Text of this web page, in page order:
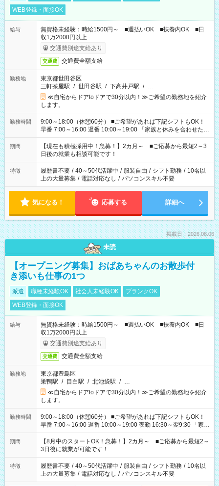
WEB登録・面接OK
給与
無資格未経験：時給1500円～ ■週払いOK ■扶養内OK ■日
収1万2000円以上
交通費別途支給あり
交通費 交通費全額支給
勤務地
東京都世田谷区
三軒茶屋駅 / 世田谷駅 / 下高井戸駅 / …
≪自宅からドアtoドアで30分以内！≫ご希望の勤務地を紹介
します。
勤務時間
9:00～18:00（休憩60分） ■ご希望があれば下記シフトもOK！
早番 7:00～16:00 遅番 10:00～19:00 「家族と休みを合わせた
い」 「余裕を持って夕飯の準備がしたい」 「できれば残業はし
たくない」 など、ご希望を教えてくださいね。 ※Wワーク希望
の方へ 今ご覧のお仕事で希望する勤務時間と、もう1つのお仕事
の勤務時間。 合計で週40時間を超える場合は応募できません。
期間
【現在も積極採用中！急募！】2カ月～ ■ご応募から最短2～3
日後の就業も相談可能です！
特徴 履歴書不要 / 40～50代活躍中 / 服装自由 / シフト勤務 / 10名以
上の大量募集 / 電話対応なし / パソコンスキル不要
気になる！ 応募する 詳細へ
掲載日：2026.08.06
未読
【オープニング募集】おばあちゃんのお散歩付
き添いも仕事の1つ
派遣 職種未経験OK 社会人未経験OK
ブランクOK
WEB登録・面接OK
給与
無資格未経験：時給1500円～ ■週払いOK ■扶養内OK ■日
収1万2000円以上
交通費別途支給あり
交通費 交通費全額支給
勤務地
東京都豊島区
巣鴨駅 / 目白駅 / 北池袋駅 / …
≪自宅からドアtoドアで30分以内！≫ご希望の勤務地を紹介
します。
勤務時間
9:00～18:00（休憩60分） ■ご希望があれば下記シフトもOK！
早番 7:00～16:00 遅番 10:00～19:00 夜勤 16:30～翌9:30 「家族
と休みを合わせたい」 「余裕を持って夕飯の準備がしたい」
「できれば残業はしたくない」 など、ご希望を教えてください
ね。 ※Wワーク希望の方へ 今ご覧のお仕事で希望する勤務時間
と、もう1つのお仕事の勤務時間。 合計で週40時間を超える場
合は応募できません。
期間
【8月中のスタートOK！急募！】2カ月～ ■ご応募から最短2～
3日後に就業が可能です！
特徴 履歴書不要 / 40～50代活躍中 / 服装自由 / シフト勤務 / 10名以
上の大量募集 / 電話対応なし / パソコンスキル不要